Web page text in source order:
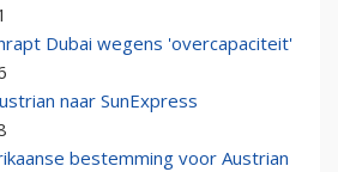
Dubai wegens 'overcapaciteit'
naar SunExpress
bestemming voor Austrian